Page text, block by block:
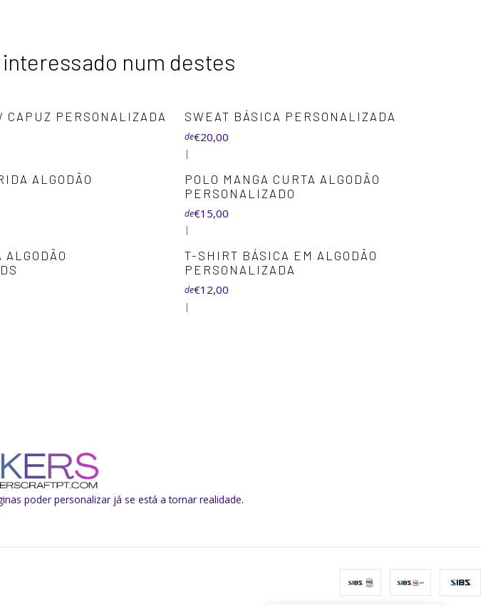
num destes
CAPUZ PERSONALIZADA SWEAT BÁSICA PERSONALIZADA
de€20,00
|
ALGODÃO
POLO MANGA CURTA ALGODÃO
PERSONALIZADO
de€15,00
|
ALGODÃO
T-SHIRT BÁSICA EM ALGODÃO
PERSONALIZADA
de€12,00
|
poder personalizar já se está a tornar realidade.